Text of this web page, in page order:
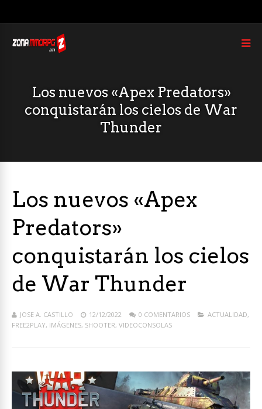
Los nuevos «Apex Predators»
conquistarán los cielos de War
Thunder
Los nuevos «Apex
Predators»
conquistarán los cielos
de War Thunder
JOSE A. CASTILLO 12/12/2022 0 COMENTARIOS ACTUALIDAD,
FREE2PLAY, IMÁGENES, SHOOTER, VIDEOCONSOLAS